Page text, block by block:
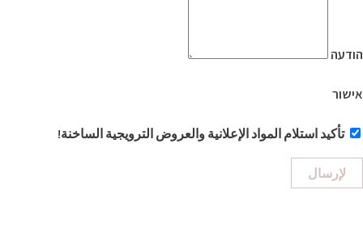
הודעה
אישור
تأكيد استلام المواد الإعلانية والعروض الترويجية الساخنة!
لإرسال